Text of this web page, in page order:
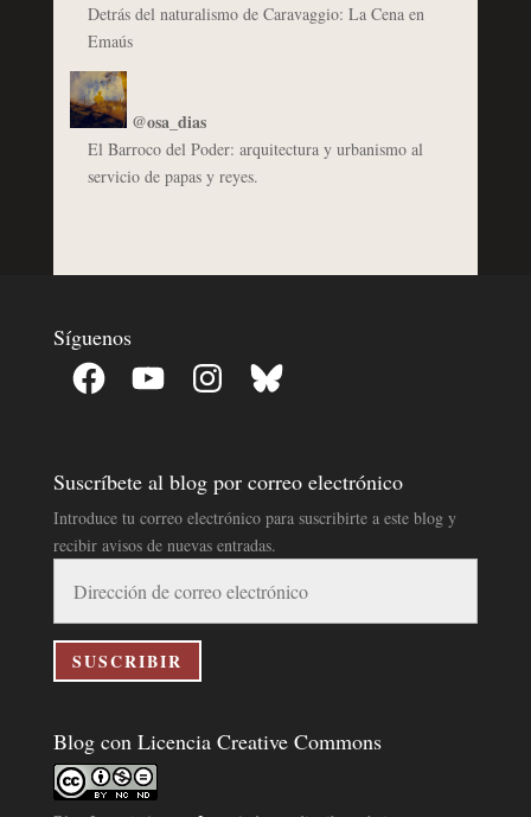
Detrás del naturalismo de Caravaggio: La Cena en
Emaús
@osa_dias
El Barroco del Poder: arquitectura y urbanismo al
servicio de papas y reyes.
Síguenos
Facebook YouTube InstagramBluesky
Suscríbete al blog por correo electrónico
Introduce tu correo electrónico para suscribirte a este blog y
recibir avisos de nuevas entradas.
correo
electrónico
SUSCRIBIR
Blog con Licencia Creative Commons